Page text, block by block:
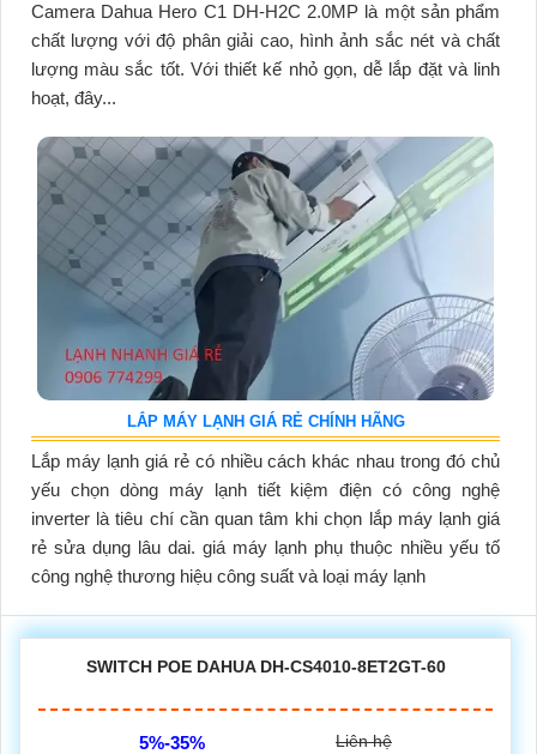
Camera Dahua Hero C1 DH-H2C 2.0MP là một sản phẩm
chất lượng với độ phân giải cao, hình ảnh sắc nét và chất
lượng màu sắc tốt. Với thiết kế nhỏ gọn, dễ lắp đặt và linh
hoạt, đây...
LẮP MÁY LẠNH GIÁ RẺ CHÍNH HÃNG
Lắp máy lạnh giá rẻ có nhiều cách khác nhau trong đó chủ
yếu chọn dòng máy lạnh tiết kiệm điện có công nghệ
inverter là tiêu chí cần quan tâm khi chọn lắp máy lạnh giá
rẻ sửa dụng lâu dai. giá máy lạnh phụ thuộc nhiều yếu tố
công nghệ thương hiệu công suất và loại máy lạnh
SWITCH POE DAHUA DH-CS4010-8ET2GT-60
5%-35% Liên hệ